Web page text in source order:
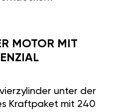
MOTOR MIT
unter der
Kraftpaket mit 240